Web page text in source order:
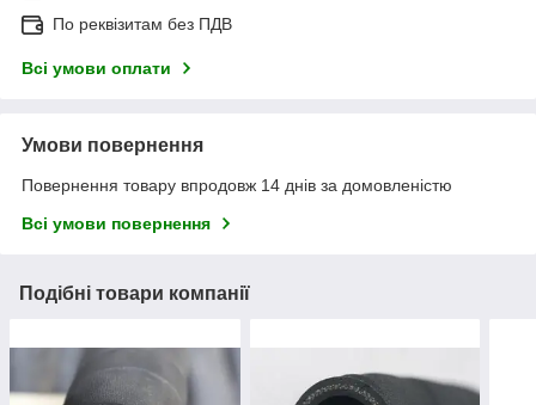
По реквізитам без ПДВ
Всі умови оплати
Умови повернення
Повернення товару впродовж 14 днів за домовленістю
Всі умови повернення
Подібні товари компанії